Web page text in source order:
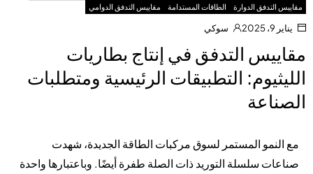
مقاييس التدفق الدوارة
الطاقات المستدامة مقاييس التدفق الدوامي
يناير 9، 2025 سوكي
مقاييس التدفق في إنتاج بطاريات
الليثيوم: التطبيقات الرئيسية ومتطلبات
الصناعة
مع النمو المستمر لسوق مركبات الطاقة الجديدة، شهدت
صناعات سلسلة التوريد ذات الصلة طفرة أيضًا. وباعتبارها واحدة